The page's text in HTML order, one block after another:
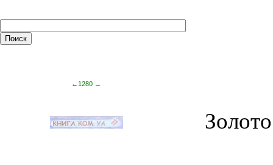
← 1280 →